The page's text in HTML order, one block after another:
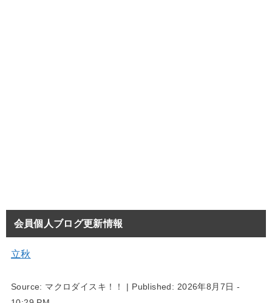
会員個人ブログ更新情報
立秋
Source: マクロダイスキ！！ | Published: 2026年8月7日 -